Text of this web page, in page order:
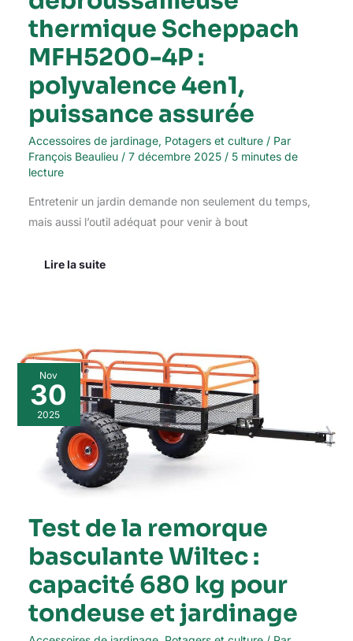
thermique Scheppach
MFH5200-4P :
polyvalence 4en1,
puissance assurée
Accessoires de jardinage, Potagers et culture/ Par
François Beaulieu / 7 décembre 2025 / 5 minutes de
lecture
Entretenir un jardin demande non seulement du temps,
mais aussi l’outil adéquat pour venir à bout
Lire la suite
Nov
30
2025
Test de la remorque
basculante Wiltec :
capacité 680 kg pour
tondeuse et jardinage
Test
de
la
remorque
basculante
Wiltec
capacité
680
tondeuse
et
jardinage